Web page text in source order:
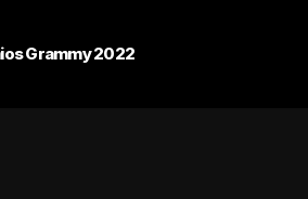
Grammy 2022